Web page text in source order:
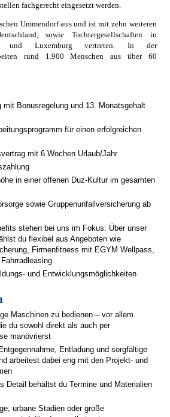
fachgerecht eingesetzt werden.
Ummendorf aus und ist mit zehn weiteren
sowie Tochtergesellschaften in
und Luxemburg vertreten. In der
rund 1.900 Menschen aus über 60
mit Bonusregelung und 13. Monatsgehalt
für einen erfolgreichen
mit 6 Wochen Urlaub/Jahr
in einer offenen Duz-Kultur im gesamten
sowie Gruppenunfallversicherung ab
stehen bei uns im Fokus: Über unser
du flexibel aus Angeboten wie
Firmenfitness mit EGYM Wellpass,
und Entwicklungsmöglichkeiten
Maschinen zu bedienen – vor allem
du sowohl direkt als auch per
manövrierst
Entladung und sorgfältige
arbeitest dabei eng mit den Projekt- und
Detail behältst du Termine und Materialien
urbane Stadien oder große